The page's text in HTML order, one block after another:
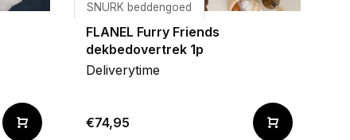
SNURK beddengoed
FLANEL Furry Friends
dekbedovertrek 1p
Deliverytime
€74,95